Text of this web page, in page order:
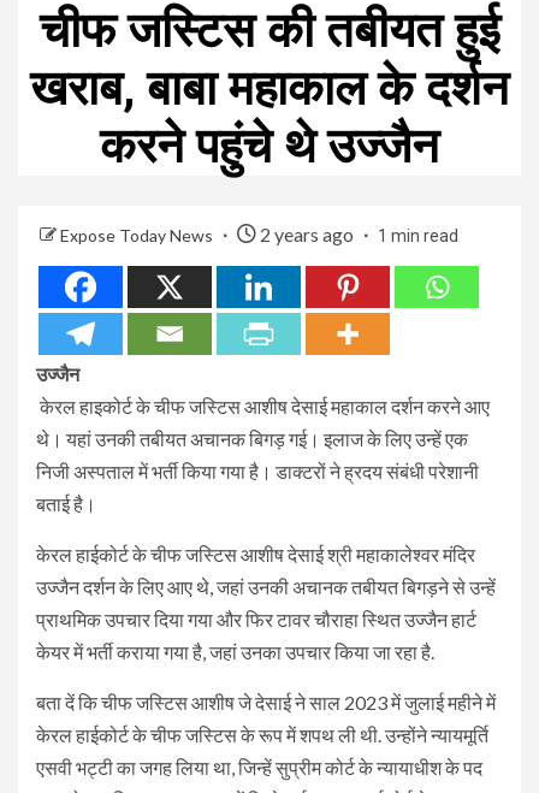
चीफ जस्टिस की तबीयत हुई
खराब, बाबा महाकाल के दर्शन
करने पहुंचे थे उज्जैन
Expose Today News 2 years ago 1 min read
उज्जैन
केरल हाइकोर्ट के चीफ जस्टिस आशीष देसाई महाकाल दर्शन करने आए
थे। यहां उनकी तबीयत अचानक बिगड़ गई। इलाज के लिए उन्हें एक
निजी अस्पताल में भर्ती किया गया है। डाक्टरों ने ह्रदय संबंधी परेशानी
बताई है।
केरल हाईकोर्ट के चीफ जस्टिस आशीष देसाई श्री महाकालेश्वर मंदिर
उज्जैन दर्शन के लिए आए थे, जहां उनकी अचानक तबीयत बिगड़ने से उन्हें
प्राथमिक उपचार दिया गया और फिर टावर चौराहा स्थित उज्जैन हार्ट
केयर में भर्ती कराया गया है, जहां उनका उपचार किया जा रहा है.
बता दें कि चीफ जस्टिस आशीष जे देसाई ने साल 2023 में जुलाई महीने में
केरल हाईकोर्ट के चीफ जस्टिस के रूप में शपथ ली थी. उन्होंने न्यायमूर्ति
एसवी भट्टी का जगह लिया था, जिन्हें सुप्रीम कोर्ट के न्यायाधीश के पद